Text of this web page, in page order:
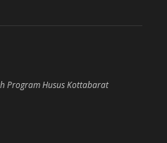
Program Husus Kottabarat